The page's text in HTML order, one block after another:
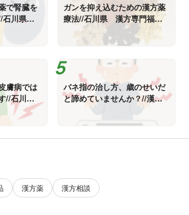
で腎臓を
川県漢
ガンを抑え込むための漢方薬
療法//石川県 漢方専門福の
膚病では
//石川県
バネ指の治し方、歳のせいだ
と諦めていませんか？//漢方
漢方薬 漢方相談